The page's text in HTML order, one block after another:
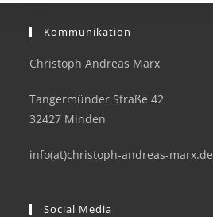
Kommunikation
Christoph Andreas Marx
Tangermünder Straße 42
32427 Minden
info(at)christoph-andreas-marx.de
Social Media